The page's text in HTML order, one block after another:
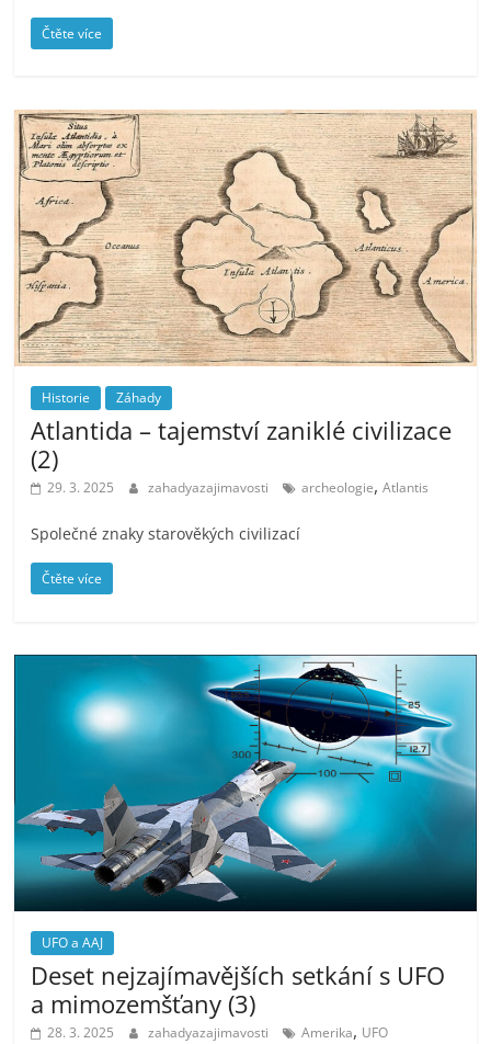
Čtěte více
Historie Záhady
Atlantida – tajemství zaniklé civilizace
(2)
29. 3. 2025 zahadyazajimavosti archeologie,Atlantis
Společné znaky starověkých civilizací
Čtěte více
UFO a AAJ
Deset nejzajímavějších setkání s UFO
a mimozemšťany (3)
28. 3. 2025 zahadyazajimavosti Amerika, UFO